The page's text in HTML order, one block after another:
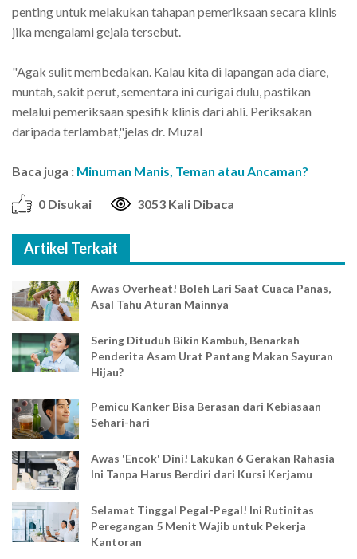
penting untuk melakukan tahapan pemeriksaan secara klinis
jika mengalami gejala tersebut.
"Agak sulit membedakan. Kalau kita di lapangan ada diare,
muntah, sakit perut, sementara ini curigai dulu, pastikan
melalui pemeriksaan spesifik klinis dari ahli. Periksakan
daripada terlambat,"jelas dr. Muzal
Baca juga : Minuman Manis, Teman atau Ancaman?
0 Disukai 3053 Kali Dibaca
Artikel Terkait
Awas Overheat! Boleh Lari Saat Cuaca Panas,
Asal Tahu Aturan Mainnya
Sering Dituduh Bikin Kambuh, Benarkah
Penderita Asam Urat Pantang Makan Sayuran
Hijau?
Pemicu Kanker Bisa Berasan dari Kebiasaan
Sehari-hari
Awas 'Encok' Dini! Lakukan 6 Gerakan Rahasia
Ini Tanpa Harus Berdiri dari Kursi Kerjamu
Selamat Tinggal Pegal-Pegal! Ini Rutinitas
Peregangan 5 Menit Wajib untuk Pekerja
Kantoran